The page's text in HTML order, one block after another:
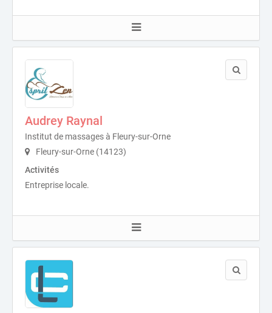
Audrey Raynal
Institut de massages à Fleury-sur-Orne
Fleury-sur-Orne (14123)
Activités
Entreprise locale.